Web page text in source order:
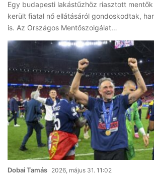
Egy budapesti lakástűzhöz riasztott
került fiatal nő ellátásáról gondoskodtak,
is. Az Országos Mentőszolgálat…
Dobai Tamás 2026, május 31. 11:02